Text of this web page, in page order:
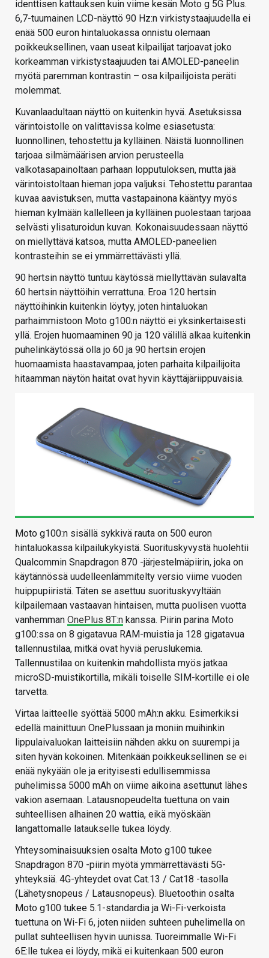
identtisen kattauksen kuin viime kesän Moto g 5G Plus.
6,7-tuumainen LCD-näyttö 90 Hz:n virkistystaajuudella ei
enää 500 euron hintaluokassa onnistu olemaan
poikkeuksellinen, vaan useat kilpailijat tarjoavat joko
korkeamman virkistystaajuuden tai AMOLED-paneelin
myötä paremman kontrastin – osa kilpailijoista peräti
molemmat.
Kuvanlaadultaan näyttö on kuitenkin hyvä. Asetuksissa
värintoistolle on valittavissa kolme esiasetusta:
luonnollinen, tehostettu ja kylläinen. Näistä luonnollinen
tarjoaa silmämäärisen arvion perusteella
valkotasapainoltaan parhaan lopputuloksen, mutta jää
värintoistoltaan hieman jopa valjuksi. Tehostettu parantaa
kuvaa aavistuksen, mutta vastapainona kääntyy myös
hieman kylmään kallelleen ja kylläinen puolestaan tarjoaa
selvästi ylisaturoidun kuvan. Kokonaisuudessaan näyttö
on miellyttävä katsoa, mutta AMOLED-paneelien
kontrasteihin se ei ymmärrettävästi yllä.
90 hertsin näyttö tuntuu käytössä miellyttävän sulavalta
60 hertsin näyttöihin verrattuna. Eroa 120 hertsin
näyttöihinkin kuitenkin löytyy, joten hintaluokan
parhaimmistoon Moto g100:n näyttö ei yksinkertaisesti
yllä. Erojen huomaaminen 90 ja 120 välillä alkaa kuitenkin
puhelinkäytössä olla jo 60 ja 90 hertsin erojen
huomaamista haastavampaa, joten parhaita kilpailijoita
hitaamman näytön haitat ovat hyvin käyttäjäriippuvaisia.
Moto g100:n sisällä sykkivä rauta on 500 euron
hintaluokassa kilpailukykyistä. Suorituskyvystä huolehtii
Qualcommin Snapdragon 870 -järjestelmäpiirin, joka on
käytännössä uudelleenlämmitelty versio viime vuoden
huippupiiristä. Täten se asettuu suorituskyvyltään
kilpailemaan vastaavan hintaisen, mutta puolisen vuotta
vanhemman OnePlus 8T:n kanssa. Piirin parina Moto
g100:ssa on 8 gigatavua RAM-muistia ja 128 gigatavua
tallennustilaa, mitkä ovat hyviä peruslukemia.
Tallennustilaa on kuitenkin mahdollista myös jatkaa
microSD-muistikortilla, mikäli toiselle SIM-kortille ei ole
tarvetta.
Virtaa laitteelle syöttää 5000 mAh:n akku. Esimerkiksi
edellä mainittuun OnePlussaan ja moniin muihinkin
lippulaivaluokan laitteisiin nähden akku on suurempi ja
siten hyvän kokoinen. Mitenkään poikkeuksellinen se ei
enää nykyään ole ja erityisesti edullisemmissa
puhelimissa 5000 mAh on viime aikoina asettunut lähes
vakion asemaan. Latausnopeudelta tuettuna on vain
suhteellisen alhainen 20 wattia, eikä myöskään
langattomalle lataukselle tukea löydy.
Yhteysominaisuuksien osalta Moto g100 tukee
Snapdragon 870 -piirin myötä ymmärrettävästi 5G-
yhteyksiä. 4G-yhteydet ovat Cat.13 / Cat18 -tasolla
(Lähetysnopeus / Latausnopeus). Bluetoothin osalta
Moto g100 tukee 5.1-standardia ja Wi-Fi-verkoista
tuettuna on Wi-Fi 6, joten niiden suhteen puhelimella on
pullat suhteellisen hyvin uunissa. Tuoreimmalle Wi-Fi
6E:lle tukea ei löydy, mikä ei kuitenkaan 500 euron